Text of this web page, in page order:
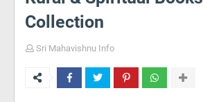
Collection
Sri Mahavishnu Info